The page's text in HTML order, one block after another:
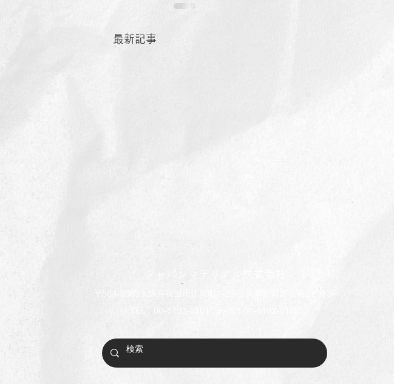
最新記事
年末年始休業
〒564-0063大阪府吹田市江坂町1-23-5 大同生命江坂第2ビル3F